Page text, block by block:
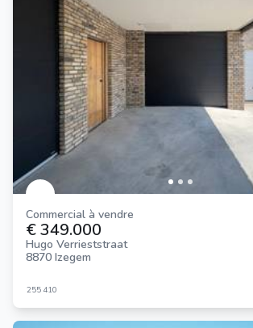
Commercial à vendre
€ 349.000
Hugo Verrieststraat
8870 Izegem
255 410